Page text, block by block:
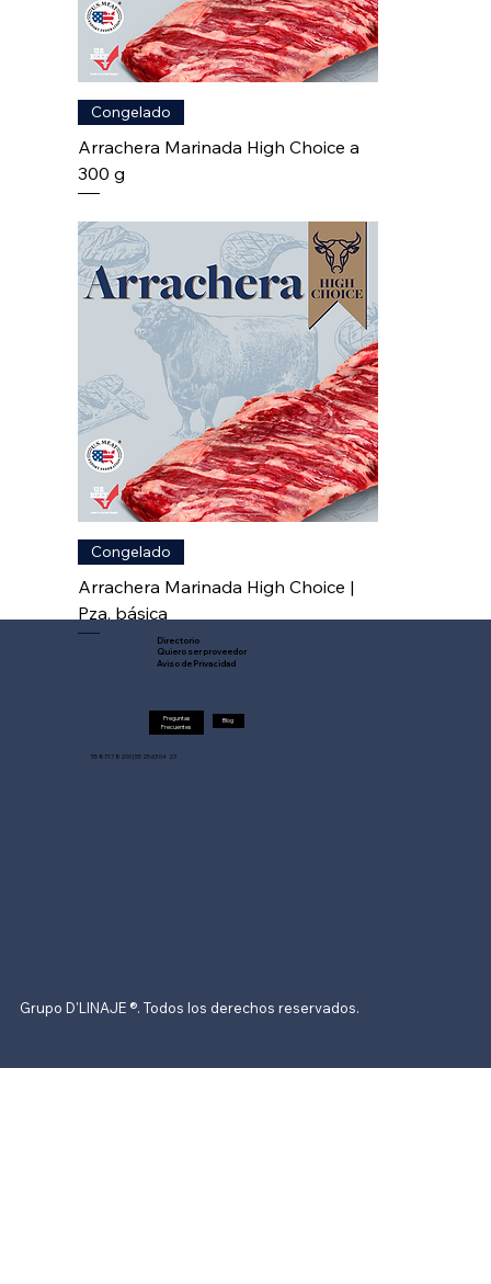
Congelado
Arrachera Marinada High Choice a
300 g
Congelado
Arrachera Marinada High Choice |
Pza. básica
Directorio
Quiero ser proveedor
Aviso de Privacidad
Blog
Preguntas
Frecuentes
55 8717 8200 | 55 25 63 04 23
Grupo D'LINAJE ®. Todos los derechos reservados.